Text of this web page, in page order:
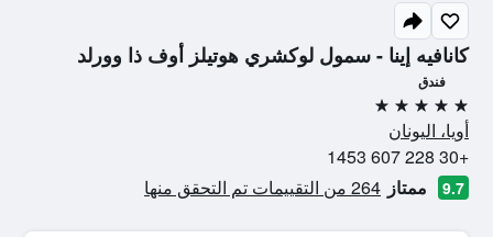
كانافيه إينا - سمول لوكشري هوتيلز أوف ذا وورلد
فندق
5 نجوم
أويا، اليونان
+30 228 607 1453
9.7 ممتاز 264 من التقييمات تم التحقق منها